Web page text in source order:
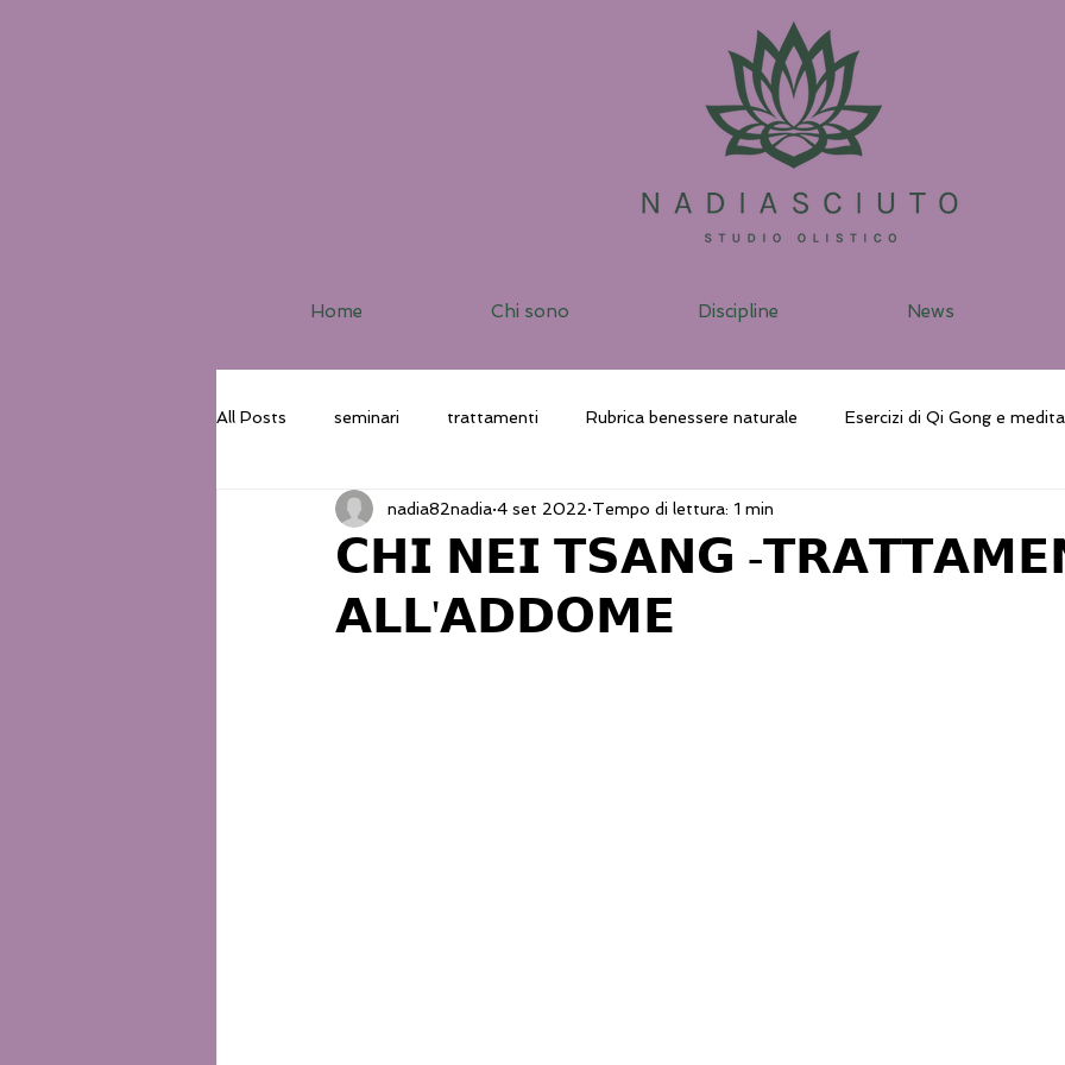
Home Chi sono Discipline News
All Posts seminari trattamenti Rubrica benessere naturale Esercizi di Qi Gong e
Pratiche Tao Viaggio vibrazionale
𝗖𝗛𝗜 𝗡𝗘𝗜 𝗧𝗦𝗔𝗡𝗚 -
𝗔𝗟𝗟'𝗔𝗗𝗗𝗢𝗠𝗘
nadia82nadia 4 set 2022 Tempo di lettura: 1 min